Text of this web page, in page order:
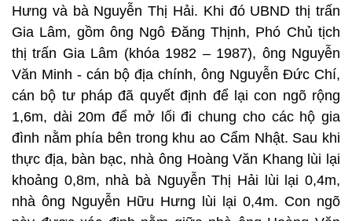
Hưng và bà Nguyễn Thị Hải. Khi đó UBND thị trấn
Gia Lâm, gồm ông Ngô Đăng Thịnh, Phó Chủ tịch
thị trấn Gia Lâm (khóa 1982 – 1987), ông Nguyễn
Văn Minh - cán bộ địa chính, ông Nguyễn Đức Chí,
cán bộ tư pháp đã quyết định để lại con ngõ rộng
1,6m, dài 20m để mở lối đi chung cho các hộ gia
đình nằm phía bên trong khu ao Cẩm Nhật. Sau khi
thực địa, bàn bạc, nhà ông Hoàng Văn Khang lùi lại
khoảng 0,8m, nhà bà Nguyễn Thị Hải lùi lại 0,4m,
nhà ông Nguyễn Hữu Hưng lùi lại 0,4m. Con ngõ